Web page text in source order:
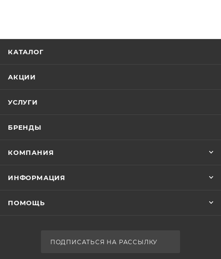
Aquanet
00-01228931
Light
Россия
1 год
Экран для ванны
современный
Глубина, см